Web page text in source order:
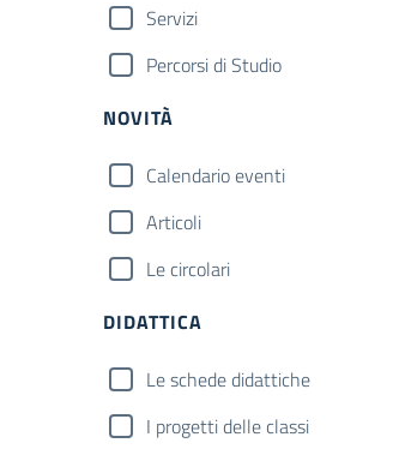
Servizi
Percorsi di Studio
NOVITÀ
Calendario eventi
Articoli
Le circolari
DIDATTICA
Le schede didattiche
I progetti delle classi